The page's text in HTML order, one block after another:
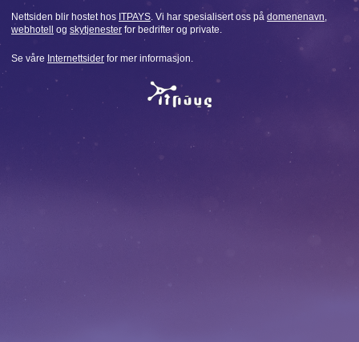
Nettsiden blir hostet hos ITPAYS. Vi har spesialisert oss på domenenavn,
webhotell
og skytjenester for bedrifter og private.
Se våre Internettsider for mer informasjon.